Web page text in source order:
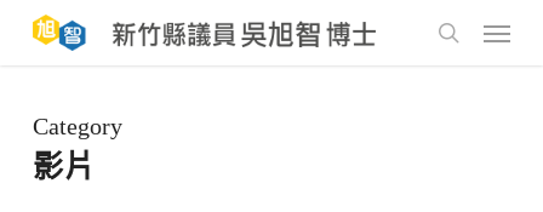
main
Menu
Category
影片